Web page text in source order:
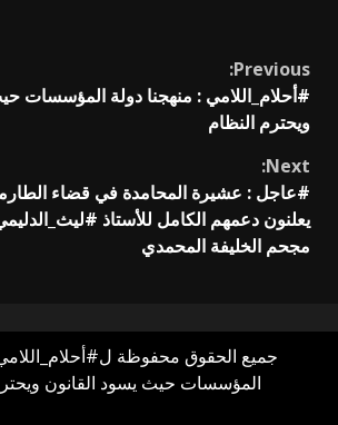
Continue
Reading
Previous:
#أحلام_اللامي : منهجنا دولة المؤسسات
ويحترم النظام
Next:
#عاجل : عشيرة المحامدة في قضاء
يعلنون دعمهم الكامل للأستاذ
مجحم الخليفة المحمدي
جميع الحقوق محفوظة
المؤسسات حيث يسود القانون